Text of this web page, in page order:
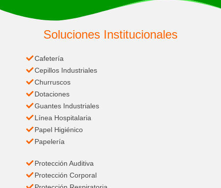
Soluciones Institucionales
Cafetería
Cepillos Industriales
Churruscos
Dotaciones
Guantes Industriales
Línea Hospitalaria
Papel Higiénico
Papelería
Protección Auditiva
Protección Corporal